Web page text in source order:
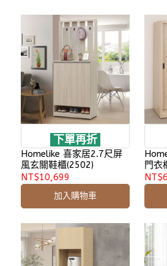
下單再折
Homelike 喜家居2.7尺屏
風玄關鞋櫃(2502)
NT$10,699
加入購物車
門衣